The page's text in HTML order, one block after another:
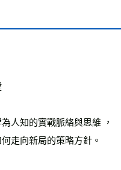
查看運費
人知的實戰脈絡與思維 ，
走向新局的策略方針。